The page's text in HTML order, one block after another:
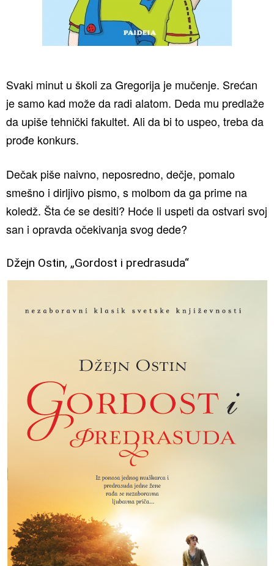
Svaki minut u školi za Gregorija je mučenje. Srećan
je samo kad može da radi alatom. Deda mu predlaže
da upiše tehnički fakultet. Ali da bi to uspeo, treba da
prođe konkurs.
Dečak piše naivno, neposredno, dečje, pomalo
smešno i dirljivo pismo, s molbom da ga prime na
koledž. Šta će se desiti? Hoće li uspeti da ostvari svoj
san i opravda očekivanja svog dede?
Džejn Ostin, „Gordost i predrasuda“